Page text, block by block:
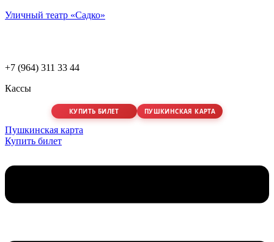
Уличный театр «Садко»
+7 (964) 311 33 44
Кассы
КУПИТЬ БИЛЕТ ПУШКИНСКАЯ КАРТА
Пушкинская карта
Купить билет